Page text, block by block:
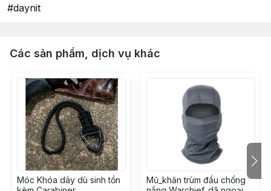
#daynit
Các sản phẩm, dịch vụ khác
Móc Khóa dây dù sinh tồn
Mũ_khăn trùm đầu chống